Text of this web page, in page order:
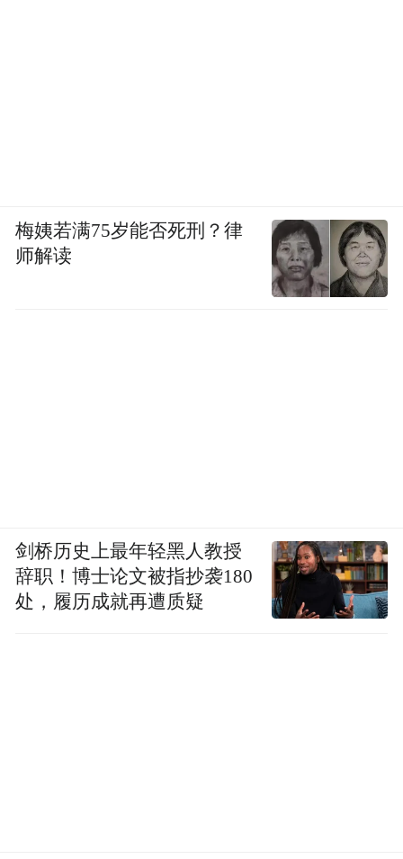
梅姨若满75岁能否死刑？律
师解读
剑桥历史上最年轻黑人教授
辞职！博士论文被指抄袭180
处，履历成就再遭质疑